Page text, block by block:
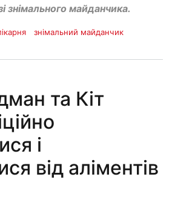
знімального майданчика.
знімальний майданчик
та Кіт
і
від аліментів